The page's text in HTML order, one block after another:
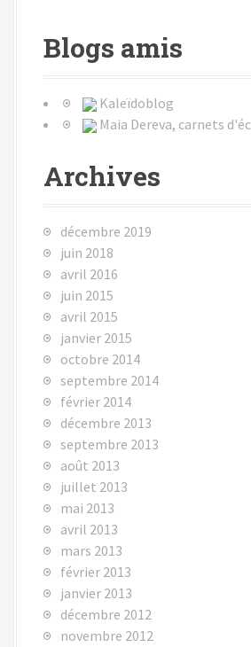
Blogs amis
Kaleïdoblog
Maia Dereva, carnets
Archives
décembre 2019
juin 2018
avril 2016
juin 2015
avril 2015
janvier 2015
octobre 2014
septembre 2014
février 2014
décembre 2013
septembre 2013
août 2013
juillet 2013
mai 2013
avril 2013
mars 2013
février 2013
janvier 2013
décembre 2012
novembre 2012